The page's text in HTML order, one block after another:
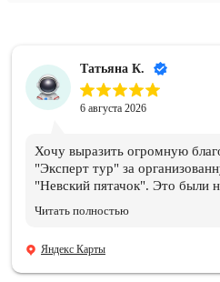
Татьяна К.
6 августа 2026
Хочу выразить огромную
"Эксперт тур" за
"Невский пятачок". Это были
впечатления, и память,
Мой сын знает теперь, где
Читать полностью
Яндекс Карты